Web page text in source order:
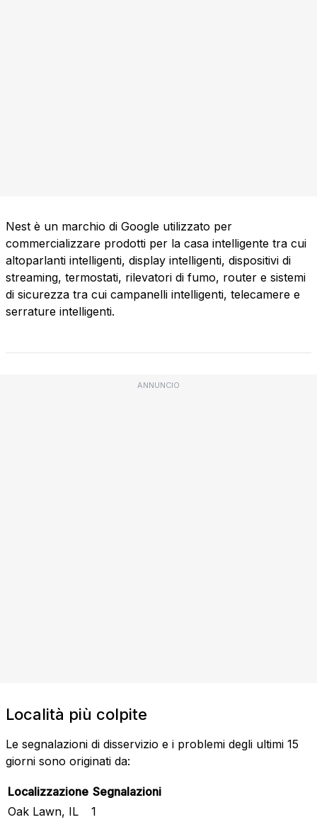
Nest è un marchio di Google utilizzato per
commercializzare prodotti per la casa intelligente tra cui
altoparlanti intelligenti, display intelligenti, dispositivi di
streaming, termostati, rilevatori di fumo, router e sistemi
di sicurezza tra cui campanelli intelligenti, telecamere e
serrature intelligenti.
ANNUNCIO
Località più colpite
Le segnalazioni di disservizio e i problemi degli ultimi 15
giorni sono originati da:
Localizzazione Segnalazioni
Oak Lawn, IL
1